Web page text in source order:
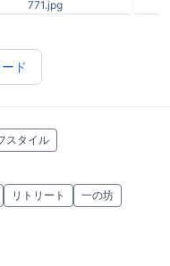
771.jpg
ド
スタイル
リトリート
一の坊